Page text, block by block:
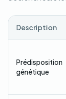
Description
Prédisposition
génétique